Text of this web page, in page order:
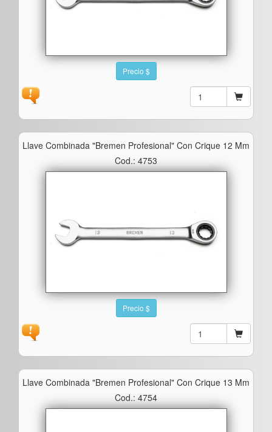
Precio $
Llave Combinada "bremen Profesional" Con Crique 12 Mm
Cod.: 4753
Precio $
Llave Combinada "bremen Profesional" Con Crique 13 Mm
Cod.: 4754